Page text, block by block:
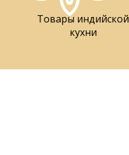
Товары индийской
кухни